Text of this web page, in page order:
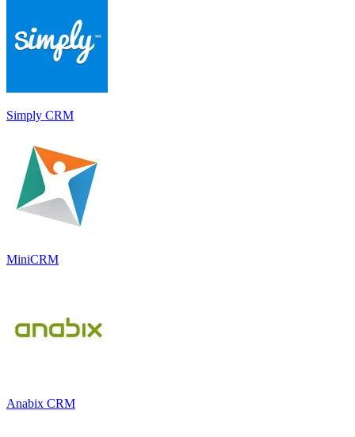
Simply CRM
MiniCRM
Anabix CRM